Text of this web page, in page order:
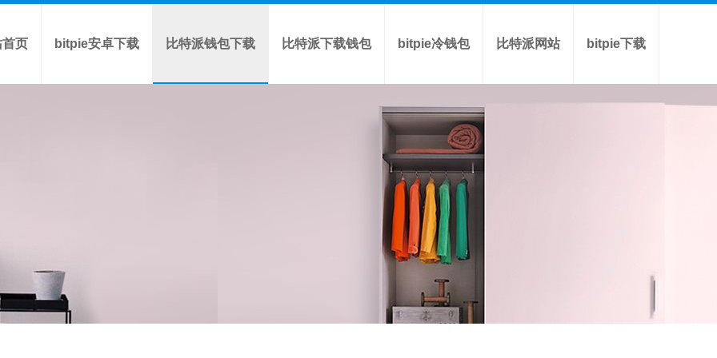
页 bitpie安卓下载 比特派钱包下载 比特派下载钱包 bitpie冷钱包 比特派网站 bitpie下载